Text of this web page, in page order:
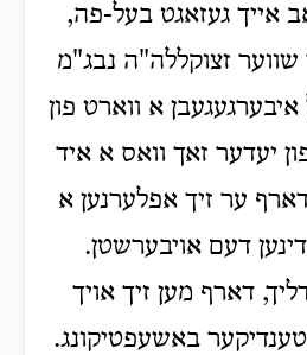
אייך געזאגט בעל-פה,
זצוקללה"ה נבג"מ
א ווארט פון
יעדער זאך וואס א איד
ער זיך אפלערנען א
דעם אויבערשטן.
דארף מען זיך אויך
באשעפטיקונג.